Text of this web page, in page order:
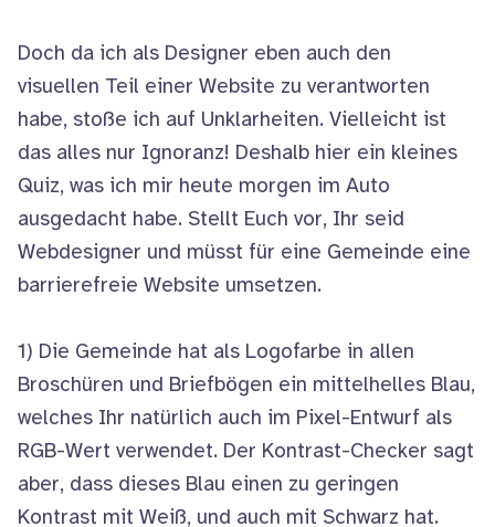
Doch da ich als Designer eben auch den
visuellen Teil einer Website zu verantworten
habe, stoße ich auf Unklarheiten. Vielleicht ist
das alles nur Ignoranz! Deshalb hier ein kleines
Quiz, was ich mir heute morgen im Auto
ausgedacht habe. Stellt Euch vor, Ihr seid
Webdesigner und müsst für eine Gemeinde eine
barrierefreie Website umsetzen.
1) Die Gemeinde hat als Logofarbe in allen
Broschüren und Briefbögen ein mittelhelles Blau,
welches Ihr natürlich auch im Pixel-Entwurf als
RGB-Wert verwendet. Der Kontrast-Checker sagt
aber, dass dieses Blau einen zu geringen
Kontrast mit Weiß, und auch mit Schwarz hat.